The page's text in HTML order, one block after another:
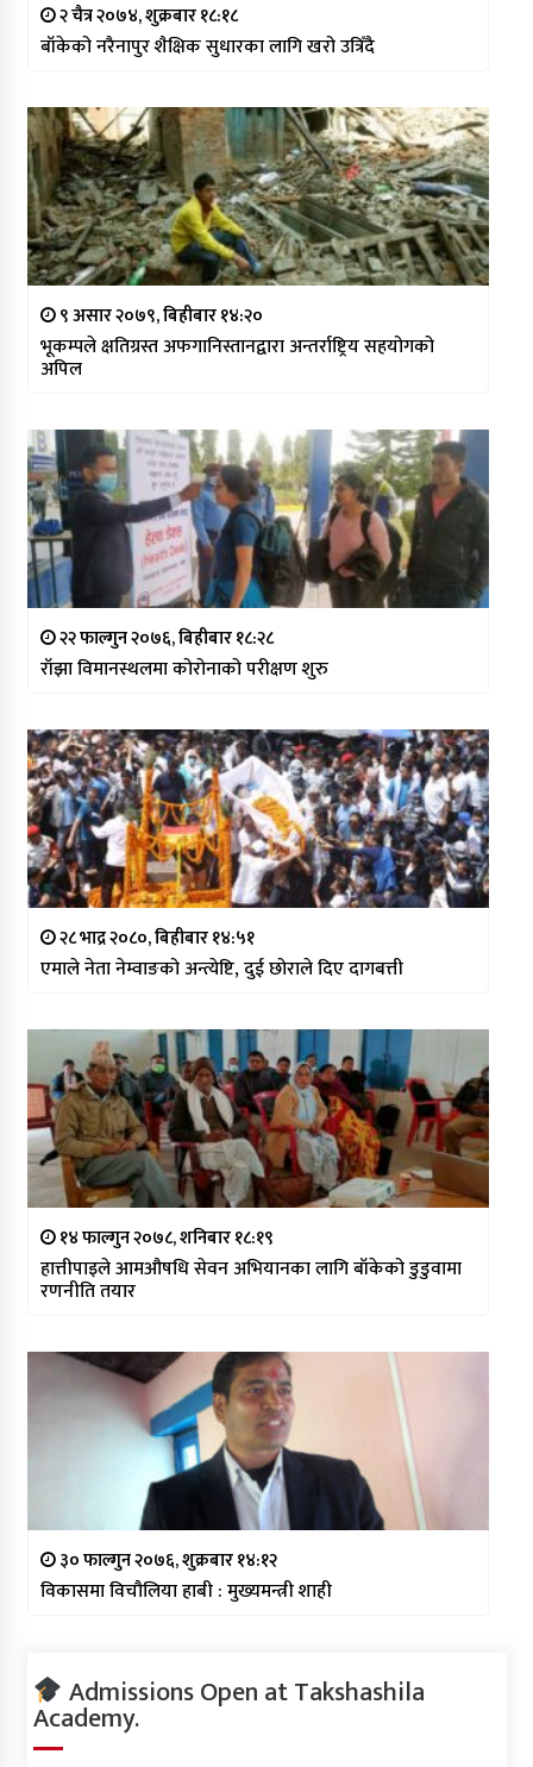
२ चैत्र २०७४, शुक्रबार १८:१८
बाँकेको नरैनापुर शैक्षिक सुधारका लागि खरो उत्रिँदै
९ असार २०७९, बिहीबार १४:२०
भूकम्पले क्षतिग्रस्त अफगानिस्तानद्वारा अन्तर्राष्ट्रिय सहयोगको
अपिल
२२ फाल्गुन २०७६, बिहीबार १८:२८
राँझा विमानस्थलमा कोरोनाको परीक्षण शुरु
२८ भाद्र २०८०, बिहीबार १४:५१
एमाले नेता नेम्वाङको अन्त्येष्टि, दुई छोराले दिए दागबत्ती
१४ फाल्गुन २०७८, शनिबार १८:१९
हात्तीपाइले आमऔषधि सेवन अभियानका लागि बाँकेको डुडुवामा
रणनीति तयार
३० फाल्गुन २०७६, शुक्रबार १४:१२
विकासमा विचौलिया हाबी : मुख्यमन्त्री शाही
Admissions Open at Takshashila
Academy.